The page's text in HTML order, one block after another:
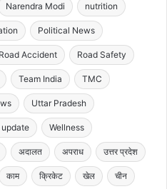
Narendra Modi nutrition
Political News
Road Accident Road Safety
Team India TMC
Uttar Pradesh
Wellness
अदालत अपराध उत्तर प्रदेश
काम क्रिकेट खेल चीन